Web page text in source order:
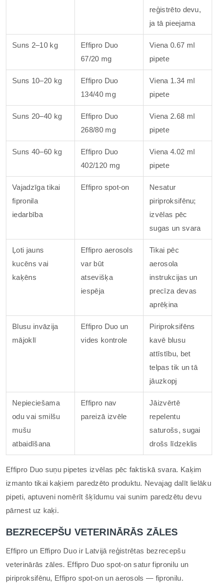
reģistrēto devu,
ja tā pieejama
Suns 2–10 kg
Effipro Duo
67/20 mg
Viena 0.67 ml
pipete
Suns 10–20 kg
Effipro Duo
134/40 mg
Viena 1.34 ml
pipete
Suns 20–40 kg
Effipro Duo
268/80 mg
Viena 2.68 ml
pipete
Suns 40–60 kg
Effipro Duo
402/120 mg
Viena 4.02 ml
pipete
Vajadzīga tikai
fipronila
iedarbība
Effipro spot-on
Nesatur
piriproksifēnu;
izvēlas pēc
sugas un svara
Ļoti jauns
kucēns vai
kaķēns
Effipro aerosols
var būt
atsevišķa
iespēja
Tikai pēc
aerosola
instrukcijas un
precīza devas
aprēķina
Blusu invāzija
mājoklī
Effipro Duo un
vides kontrole
Piriproksifēns
kavē blusu
attīstību, bet
telpas tik un tā
jāuzkopj
Nepieciešama
odu vai smilšu
mušu
atbaidīšana
Effipro nav
pareizā izvēle
Jāizvērtē
repelentu
saturošs, sugai
drošs līdzeklis
Effipro Duo suņu pipetes izvēlas pēc faktiskā svara. Kaķim
izmanto tikai kaķiem paredzēto produktu. Nevajag dalīt lielāku
pipeti, aptuveni nomērīt šķīdumu vai sunim paredzētu devu
pārnest uz kaķi.
BEZRECEPŠU VETERINĀRĀS ZĀLES
Effipro un Effipro Duo ir Latvijā reģistrētas bezrecepšu
veterinārās zāles. Effipro Duo spot-on satur fipronilu un
piriproksifēnu, Effipro spot-on un aerosols — fipronilu.